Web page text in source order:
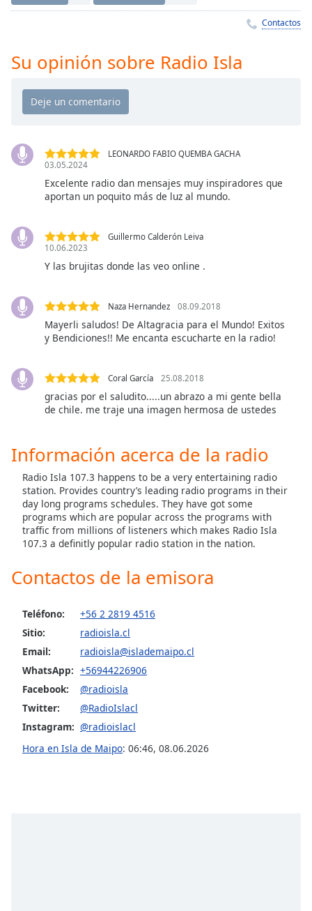
Playback
Rate
Chapters
Chapters
Descriptions
descriptions
selected
Subtitles
subtitles
settings,
subtitles
settings
dialog
subtitles
selected
in-
Picture
Fullscreen
modal
Beginning
dialog
window.
Escape
close
window.
Contactos
Su opinión sobre Radio Isla
LEONARDO FABIO QUEMBA GACHA
03.05.2024
Excelente radio dan mensajes muy inspiradores que
aportan un poquito más de luz al mundo.
Guillermo Calderón Leiva
10.06.2023
Y las brujitas donde las veo online .
Naza Hernandez 08.09.2018
Mayerli saludos! De Altagracia para el Mundo! Exitos
y Bendiciones!! Me encanta escucharte en la radio!
Coral García 25.08.2018
gracias por el saludito.....un abrazo a mi gente bella
de chile. me traje una imagen hermosa de ustedes
Información acerca de la radio
Radio Isla 107.3 happens to be a very entertaining radio
station. Provides country’s leading radio programs in their
day long programs schedules. They have got some
programs which are popular across the programs with
traffic from millions of listeners which makes Radio Isla
107.3 a definitly popular radio station in the nation.
Contactos de la emisora
Teléfono:
+56 2 2819 4516
Sitio:
radioisla.cl
Email:
radioisla@islademaipo.cl
WhatsApp: +56944226906
Facebook:
@radioisla
Twitter:
@RadioIslacl
Instagram: @radioislacl
Hora en Isla de Maipo: 06:46, 08.06.2026